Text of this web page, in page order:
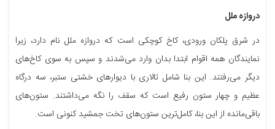
دروازه ملل
در شرق پلکان ورودی، کاخ کوچکی است که دروازه ملل نام دارد، زیرا
نمایندگان همه اقوام ابتدا بدان وارد می‌شدند و سپس به سوی کاخ‌های
دیگر می‌رفتند. این بنا شامل تالاری با دیوارهای خشتی ستبر، سه درگاه
عظیم و چهار ستون رفیع است که سقف را نگه می‌داشتند. ستون‌های
باقی‌مانده از این بنا، کامل‌ترین ستون‌های تخت جمشید کنونی است.